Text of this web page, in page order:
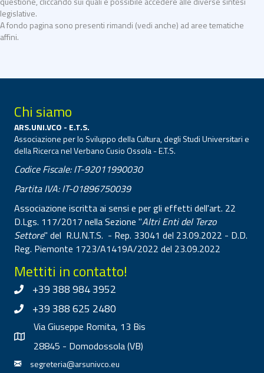
legislative.
A fondo pagina sono presenti rimandi (vedi anche) ad aree tematiche
affini.
Chi siamo
ARS.UNI.VCO - E.T.S.
Associazione per lo Sviluppo della Cultura, degli Studi Universitari e
della Ricerca nel Verbano Cusio Ossola - E.T.S.
Codice Fiscale: IT-92011990030
Partita IVA: IT-01896750039
Associazione iscritta ai sensi e per gli effetti dell'art. 22
D.Lgs. 117/2017 nella Sezione "Altri Enti del Terzo
Settore" del R.U.N.T.S. - Rep. 33041 del 23.09.2022 - D.D.
Reg. Piemonte 1723/A1419A/2022 del 23.09.2022
Mettiti in contatto!
+39 388 984 3952
+39 388 625 2480
Via Giuseppe Romita, 13 Bis
28845 - Domodossola (VB)
segreteria@arsunivco.eu